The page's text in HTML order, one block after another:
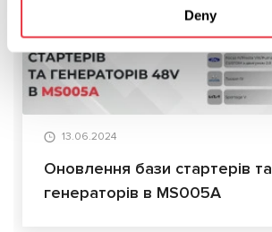
Deny
13.06.2024
Оновлення бази стартерів та
генераторів в MS005А